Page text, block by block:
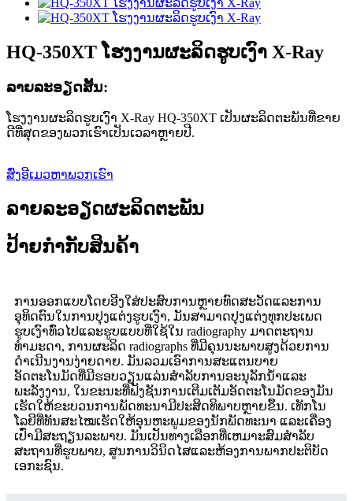
HQ-350XT ໂຮງງານຜະລິດຮູບເງົາ X-Ray
ລາຍ​ລະ​ອຽດ​ສັ້ນ​:
ໂຮງງານຜະລິດຮູບເງົາ X-Ray HQ-350XT ເປັນຜະລິດຕະພັນທີ່ຂາຍ
ດີທີ່ສຸດຂອງພວກເຮົາເປັນເວລາຫຼາຍປີ.
ສົ່ງອີເມວຫາພວກເຮົາ
ລາຍລະອຽດຜະລິດຕະພັນ
ປ້າຍກຳກັບສິນຄ້າ
ການອອກແບບໂດຍອີງໃສ່ປະສົບການຫຼາຍທົດສະວັດແລະການ
ອຸທິດຕົນໃນການປຸງແຕ່ງຮູບເງົາ, ມັນສາມາດປຸງແຕ່ງທຸກປະເພດ
ຮູບເງົາທົ່ວໄປແລະຮູບແບບທີ່ໃຊ້ໃນ radiography ມາດຕະຖານ
ທໍາມະດາ, ການຜະລິດ radiographs ທີ່ມີຄຸນນະພາບສູງດ້ວຍການ
ດໍາເນີນງານງ່າຍດາຍ. ມັນລວມເອົາການສະແຕນບາຍ
ອັດຕະໂນມັດທີ່ມີຮອບວຽນແລ່ນສໍາລັບການອະນຸລັກນ້ໍາແລະ
ພະລັງງານ, ໃນຂະນະທີ່ຟັງຊັນການເຕີມເຕັມອັດຕະໂນມັດຂອງມັນ
ເຮັດໃຫ້ຂະບວນການພັດທະນາມີປະສິດທິພາບຫຼາຍຂຶ້ນ. ເທັກໂນ
ໂລຍີທີ່ທັນສະໄໝເຮັດໃຫ້ອຸນຫະພູມຂອງນັກພັດທະນາ ແລະເຄື່ອງ
ເປົ່າມີສະຖຽນລະພາບ. ມັນເປັນທາງເລືອກທີ່ເຫມາະສົມສໍາລັບ
ສະຖານທີ່ຮູບພາບ, ສູນການວິນິດໄສແລະຫ້ອງການພາກປະຕິບັດ
ເອກະຊົນ.